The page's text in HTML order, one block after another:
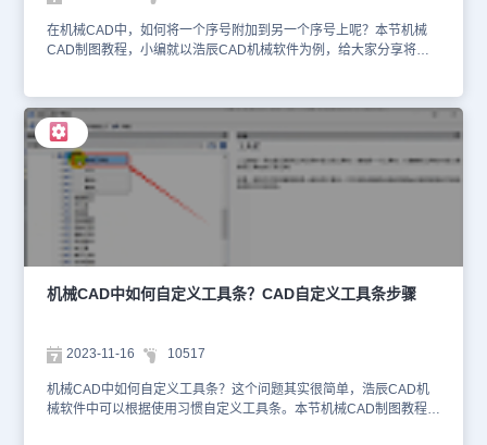
在机械CAD中，如何将一个序号附加到另一个序号上呢？本节机械
CAD制图教程，小编就以浩辰CAD机械软件为例，给大家分享将一
其他序号上，主要分两种情况：1、未标注的序号附着在浩辰CAD机
械软件中打开图纸后，点击菜单栏中的【浩辰机械】一【序号/明细
表】一【序号】。如下图所示：在弹出的【序号】对话框中，选择合
适的序号类型，点击【确定】按钮。根据命令提示，在图纸中选择要
附着的对象或者引出点，点击需要附着到的序号，即可完成新标注的
附着。2、已经标注的序号附着在浩辰CAD机械软件中打开图纸后，
点击菜单栏中的【浩辰机械】一【序号/明细表】一【修改序号】。
如下图所示：根据命令提示在图纸中选择需要修改的序号，在弹出的
【序号】对话框中，点击【附着到…】按钮。在图纸中选择需要附着
的序号对象后，会再次弹出【序号】对话框，点击【确定】按钮即
可。序号附着完成后的效果如下：在本节机械CAD制图教程中，小编
况，你学会了吗？对此感兴趣的设计师朋友们可以关注浩辰CAD官网
教程专区，小编会在后续的CAD教程文章中给大家分享更多制图技巧
哦！
机械CAD中如何自定义工具条？CAD自定义工具条步骤
2023-11-16 10517
机械CAD中如何自定义工具条？这个问题其实很简单，浩辰CAD机
械软件中可以根据使用习惯自定义工具条。本节机械CAD制图教程，